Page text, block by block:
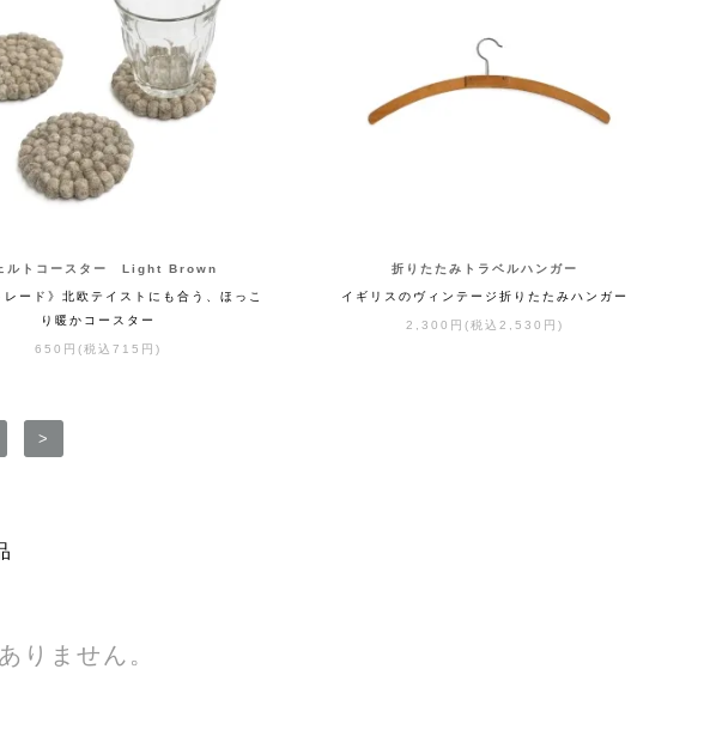
ルトコースター Light Brown
レード》北欧テイストにも合う、ほっこ
り暖かコースター
650円(税込715円)
折りたたみトラベルハンガー
イギリスのヴィンテージ折りたたみハンガー
2,300円(税込2,530円)
>
りません。